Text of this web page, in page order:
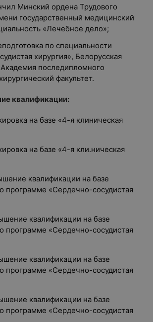
Минский ордена Трудового
государственный медицинский
«Лечебное дело»;
по специальности
хирургия», Белорусская
последипломного
факультет.
квалификации:
на базе «4-я клиническая
на базе «4-я кли.ническая
квалификации на базе
программе «Сердечно-сосудистая
квалификации на базе
программе «Сердечно-сосудистая
квалификации на базе
программе «Сердечно-сосудистая
квалификации на базе
программе «Сердечно-сосудистая